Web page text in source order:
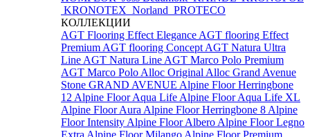
KRONOTEX Norland PROTECO
КОЛЛЕКЦИИ
AGT Flooring Effect Elegance AGT flooring Effect
Premium AGT flooring Concept AGT Natura Ultra
Line AGT Natura Line AGT Marco Polo Premium
AGT Marco Polo Alloc Original Alloc Grand Avenue
Stone GRAND AVENUE Alpine Floor Herringbone
12 Alpine Floor Aqua Life Alpine Floor Aqua Life XL
Alpine Floor Aura Alpine Floor Herringbone 8 Alpine
Floor Intensity Alpine Floor Albero Alpine Floor Legno
Extra Alpine Floor Milango Alpine Floor Premium